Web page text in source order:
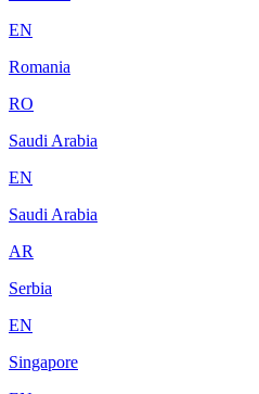
EN
Romania
RO
Saudi Arabia
EN
Saudi Arabia
AR
Serbia
EN
Singapore